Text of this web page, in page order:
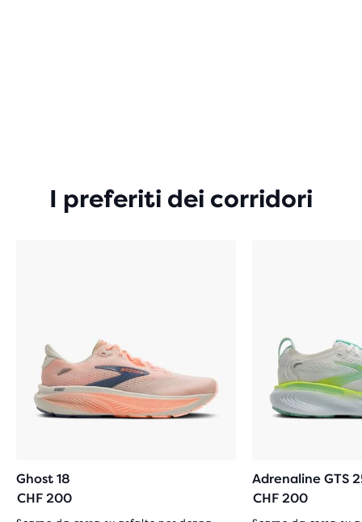
I preferiti dei corridori
Ghost 18
CHF 200
Adrenaline GTS
CHF 200